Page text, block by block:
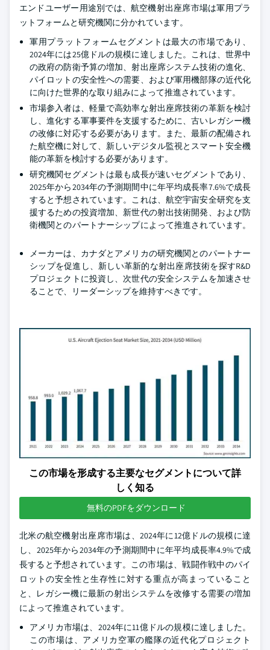
エンドユーザー用途別では、航空機射出座席市場は軍用プラ
ットフォームと研究機関に分かれています。
軍用プラットフォームセグメントは最大の市場であり、
2024年には25億ドルの規模に達しました。これは、世界中
の政府の防衛予算の増加、射出座席システム技術の進化、
パイロットの安全性への需要、および軍用機部隊の近代化
に向けた世界的な取り組みによって推進されています。
市場参入者は、軽量で高効率な射出座席技術の革新を検討
し、進化する軍事要件を支援するために、古いレガシー機
の改修に対応する必要があります。また、最新の配備され
た航空機に対して、新しいデジタル監視とスマート安全機
能の革新を検討する必要があります。
研究機関セグメントは最も成長が速いセグメントであり、
2025年から2034年の予測期間中に年平均成長率7.6%で成長
すると予想されています。これは、航空宇宙安全研究を支
援するための投資増加、新世代の射出技術開発、および防
衛機関とのパートナーシップによって推進されています。
メーカーは、カナダとアメリカの研究機関とのパートナー
シップを促進し、新しい革新的な射出座席技術を探すR&D
プロジェクトに投資し、次世代の安全システムを加速させ
ることで、リーダーシップを維持すべきです。
この市場を形成する主要なセグメントについて詳
しく知る
無料のPDFをダウンロード
北米の航空機射出座席市場は、2024年に12億ドルの規模に達
し、2025年から2034年の予測期間中に年平均成長率4.9%で成
長すると予想されています。この市場は、戦闘作戦中のパイ
ロットの安全性と生存性に対する重点が高まっていること
と、レガシー機に最新の射出システムを改修する需要の増加
によって推進されています。
アメリカ市場は、2024年に11億ドルの規模に達しました。
この市場は、アメリカ空軍の艦隊の近代化プロジェクト